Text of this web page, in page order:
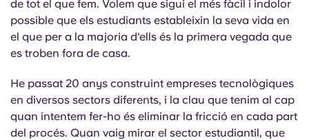
de tot el que fem. Volem que sigui el més fàcil i indolor
possible que els estudiants estableixin la seva vida en
el que per a la majoria d'ells és la primera vegada que
es troben fora de casa.
He passat 20 anys construint empreses tecnològiques
en diversos sectors diferents, i la clau que tenim al cap
quan intentem fer-ho és eliminar la fricció en cada part
del procés. Quan vaig mirar el sector estudiantil, que